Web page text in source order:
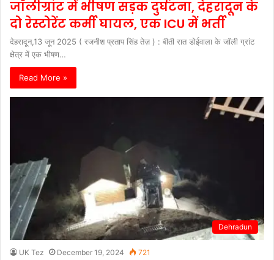
जॉलीग्रांट में भीषण सड़क दुर्घटना, देहरादून के
दो रेस्टोरेंट कर्मी घायल, एक ICU में भर्ती
देहरादून,13 जून 2025 ( रजनीश प्रताप सिंह तेज़ ) : बीती रात डोईवाला के जॉली ग्रांट
क्षेत्र में एक भीषण…
Read More »
Dehradun
UK Tez December 19, 2024 721